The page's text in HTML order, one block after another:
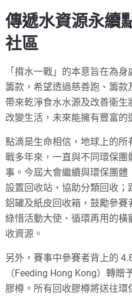
傳遞水資源永續
社區
「揹水一戰」的本意旨在為
籌款，希望透過慈善跑、籌
帶來乾淨食水水源及改善衛
改變生活，未來能擁有豐富的
點滴是生命相信，地球上的
戰多年來，一直與不同環保
事。今屆大會繼續與環保團
設置回收站，協助分類回收；
鋁罐及紙皮回收箱，鼓勵參
綠惜活動大使、循環再用的
收資源。
另外，賽事中參賽者背上的
（Feeding Hong Kong）轉
膠樽。所有回收膠樽將送往